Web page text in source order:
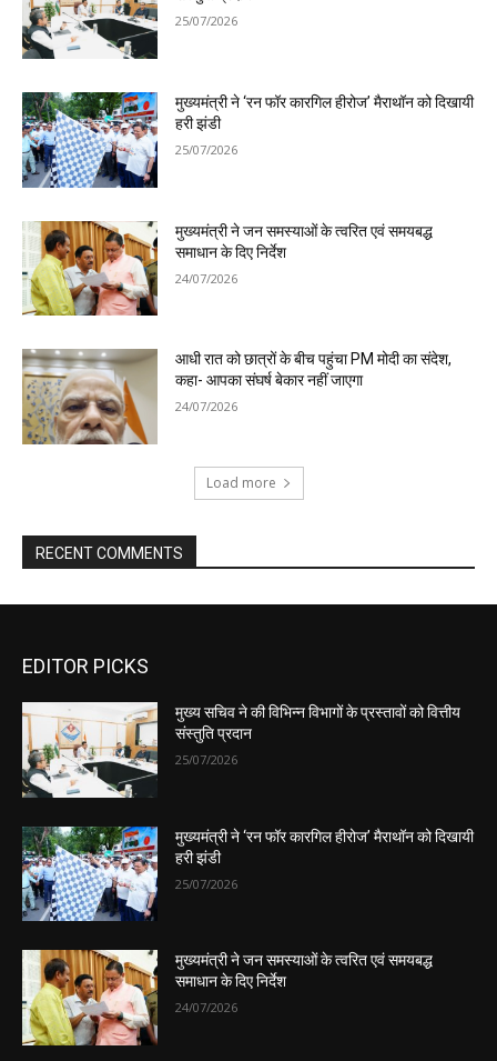
EDITOR PICKS
मुख्य सचिव ने की विभिन्न विभागों के प्रस्तावों को वित्तीय
संस्तुति प्रदान
25/07/2026
मुख्यमंत्री ने ‘रन फॉर कारगिल हीरोज’ मैराथॉन को दिखायी
हरी झंडी
25/07/2026
मुख्यमंत्री ने जन समस्याओं के त्वरित एवं समयबद्ध
समाधान के दिए निर्देश
24/07/2026